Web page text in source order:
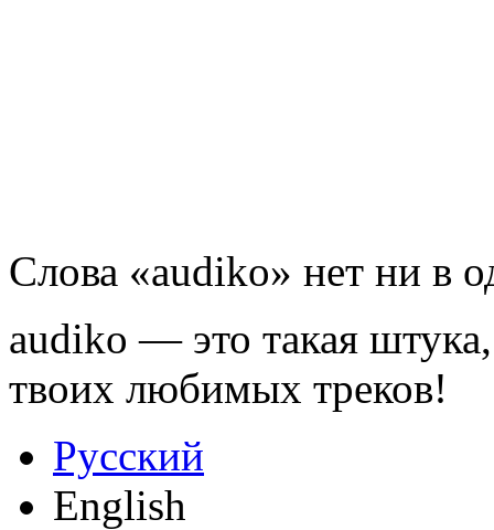
Слова «audiko» нет ни в
audiko — это такая
твоих любимых треков!
Русский
English